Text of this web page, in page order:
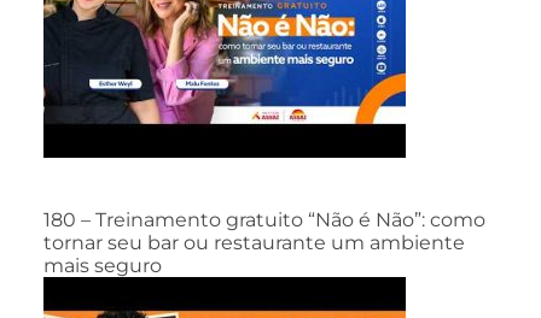
180 – Treinamento gratuito “Não é Não”: como
tornar seu bar ou restaurante um ambiente
mais seguro